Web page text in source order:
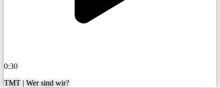
0:30
TMT | Wer sind wir?